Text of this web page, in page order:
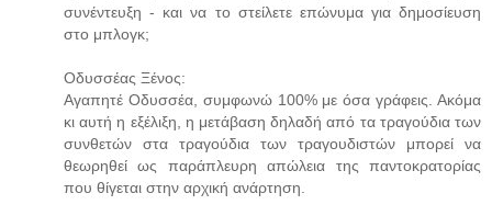
συνέντευξη - και να το στείλετε επώνυμα για δημοσίευση
στο μπλογκ;
Οδυσσέας Ξένος:
Αγαπητέ Οδυσσέα, συμφωνώ 100% με όσα γράφεις. Ακόμα
κι αυτή η εξέλιξη, η μετάβαση δηλαδή από τα τραγούδια των
συνθετών στα τραγούδια των τραγουδιστών μπορεί να
θεωρηθεί ως παράπλευρη απώλεια της παντοκρατορίας
που θίγεται στην αρχική ανάρτηση.